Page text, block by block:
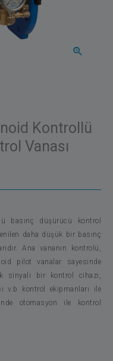
Kontrollü
Vanası
basınç düşürücü kontrol
daha düşük bir basınç
Ana vananın kontrolü,
pilot vanalar sayesinde
sinyali bir kontrol cihazı,
v.b kontrol ekipmanları ile
otomasyon ile kontrol